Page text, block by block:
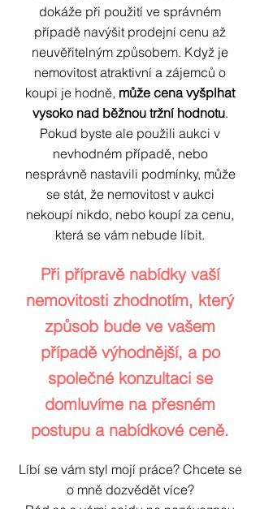
dokáže při použití ve správném
případě navýšit prodejní cenu až
neuvěřitelným způsobem. Když je
nemovitost atraktivní a zájemců o
koupi je hodně, může cena vyšplhat
vysoko nad běžnou tržní hodnotu.
Pokud byste ale použili aukci v
nevhodném případě, nebo
nesprávně nastavili podmínky, může
se stát, že nemovitost v aukci
nekoupí nikdo, nebo koupí za cenu,
která se vám nebude líbit.
Při přípravě nabídky vaší
nemovitosti zhodnotím, který
způsob bude ve vašem
případě výhodnější, a po
společné konzultaci se
domluvíme na přesném
postupu a nabídkové ceně.
Líbí se vám styl mojí práce? Chcete se
o mně dozvědět více?